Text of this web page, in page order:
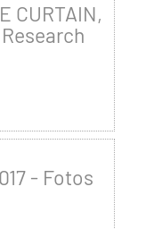
CURTAIN,
- Fotos